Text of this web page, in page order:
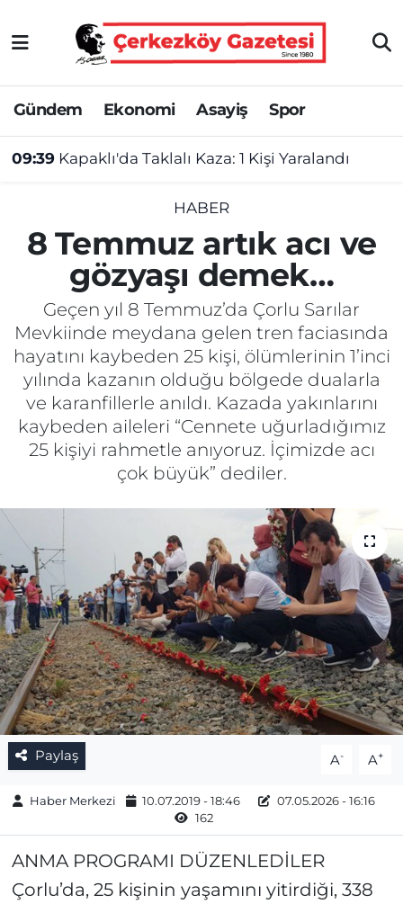
Gündem Ekonomi Asayiş Spor
09:39 Kapaklı'da Taklalı Kaza: 1 Kişi Yaralandı
HABER
8 Temmuz artık acı ve
gözyaşı demek…
Geçen yıl 8 Temmuz’da Çorlu Sarılar
Mevkiinde meydana gelen tren faciasında
hayatını kaybeden 25 kişi, ölümlerinin 1’inci
yılında kazanın olduğu bölgede dualarla
ve karanfillerle anıldı. Kazada yakınlarını
kaybeden aileleri “Cennete uğurladığımız
25 kişiyi rahmetle anıyoruz. İçimizde acı
çok büyük” dediler.
Paylaş A- A+
Haber Merkezi 10.07.2019 - 18:46
07.05.2026 - 16:16
162
ANMA PROGRAMI DÜZENLEDİLER
Çorlu’da, 25 kişinin yaşamını yitirdiği, 338
Asayiş
Ekonomi
Gündem
Kültür&Sanat
Manşet
SAĞLIK
Spor
Gizlilik Sözleşmesi
Topluluk Kuralları
Yayın İlkeleri
Tekirdağ Nöbetçi Eczaneler
Tekirdağ Hava Durumu
Tekirdağ Namaz Vakitleri
Tekirdağ Trafik Yoğunluk Haritası
Süper Lig Puan Durumu ve Fikstür
Tüm Manşetler
Son Dakika Haberleri
Haber Arşivi